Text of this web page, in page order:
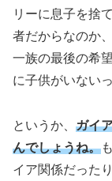
リーに息子を捨
者だからなのか
一族の最後の希
に子供がいない
というか、 ガイ
んでしょうね。
イア関係だった